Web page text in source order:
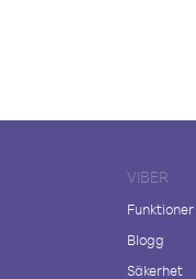
VIBER
Funktioner
Blogg
Säkerhet